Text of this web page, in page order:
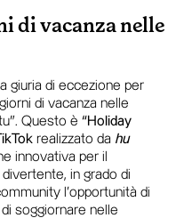
di vacanza nelle
giuria di eccezione per
di vacanza nelle
Questo è “Holiday
realizzato da hu
innovativa per il
in grado di
l'opportunità di
soggiornare nelle